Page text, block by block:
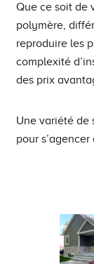
Que ce soit de
polymère,
reproduire les
complexité
des prix
Une variété de
pour